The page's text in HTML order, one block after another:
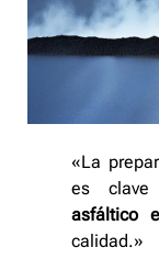
«La
es
asfáltico
calidad.»